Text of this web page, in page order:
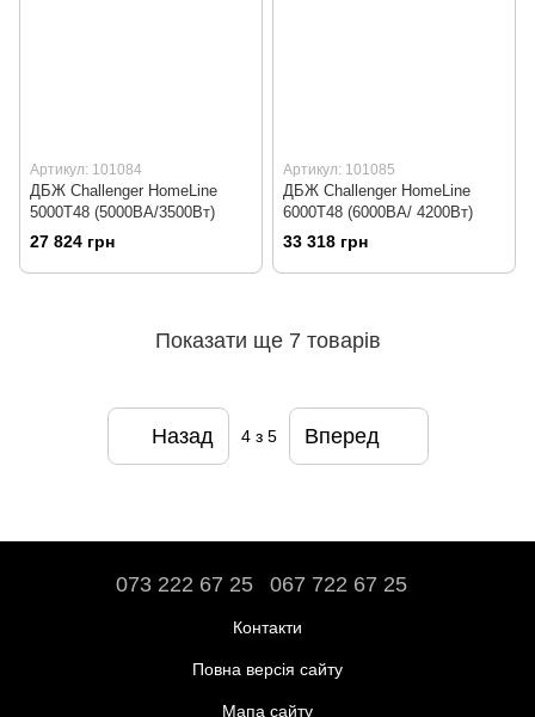
Артикул: 101084
ДБЖ Challenger HomeLine
5000T48 (5000ВА/3500Вт)
27 824 грн
Артикул: 101085
ДБЖ Challenger HomeLine
6000T48 (6000ВА/ 4200Вт)
33 318 грн
Показати ще 7 товарів
Назад 4з 5 Вперед
073 222 67 25 067 722 67 25
Контакти
Повна версія сайту
Мапа сайту